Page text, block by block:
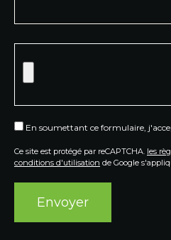
En soumettant ce formulaire,
Ce site est protégé par reCAPTCHA. les
conditions d'utilisation de Google